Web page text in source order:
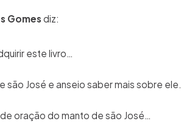
Gomes diz:
este livro…
são José e anseio saber mais sobre ele.
oração do manto de são José…